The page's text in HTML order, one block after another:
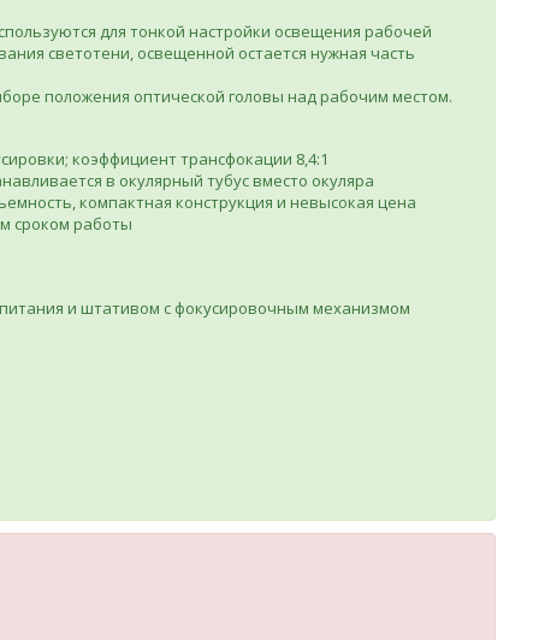
для тонкой настройки освещения рабочей
светотени, освещенной остается нужная часть
положения оптической головы над рабочим местом.
коэффициент трансфокации 8,4:1
в окулярный тубус вместо окуляра
компактная конструкция и невысокая цена
сроком работы
и штативом с фокусировочным механизмом